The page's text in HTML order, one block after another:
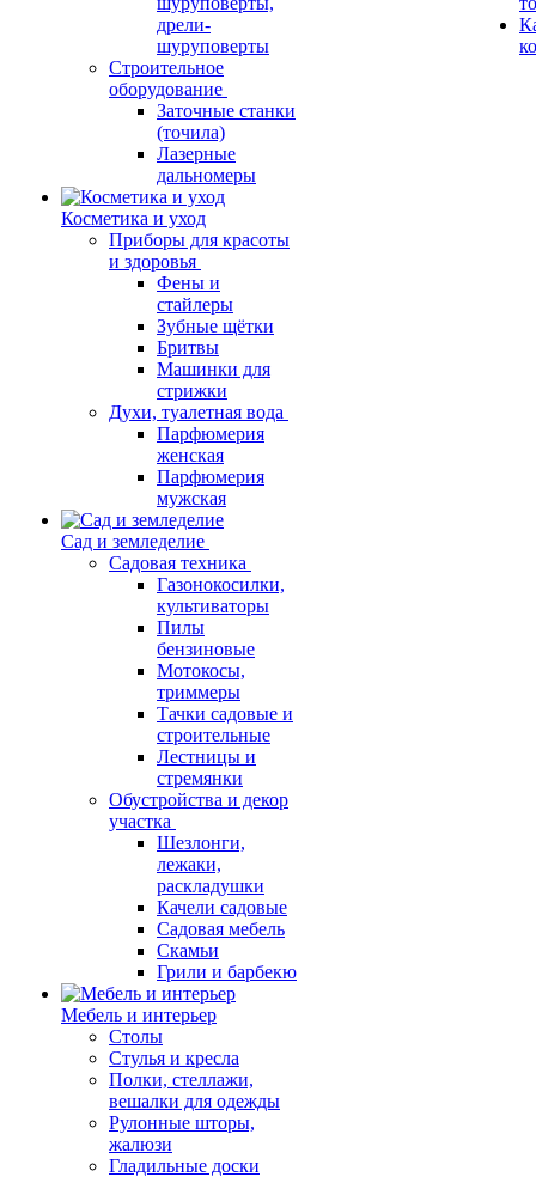
дрели-
шуруповерты
Строительное
оборудование
Заточные станки
(точила)
Лазерные
дальномеры
Косметика и уход
Приборы для красоты
и здоровья
Фены и
стайлеры
Зубные щётки
Бритвы
Машинки для
стрижки
Духи, туалетная вода
Парфюмерия
женская
Парфюмерия
мужская
Сад и земледелие
Садовая техника
Газонокосилки,
культиваторы
Пилы
бензиновые
Мотокосы,
триммеры
Тачки садовые и
строительные
Лестницы и
стремянки
Обустройства и декор
участка
Шезлонги,
лежаки,
раскладушки
Качели садовые
Садовая мебель
Скамьи
Грили и барбекю
Мебель и интерьер
Столы
Стулья и кресла
Полки, стеллажи,
вешалки для одежды
Рулонные шторы,
жалюзи
Гладильные доски